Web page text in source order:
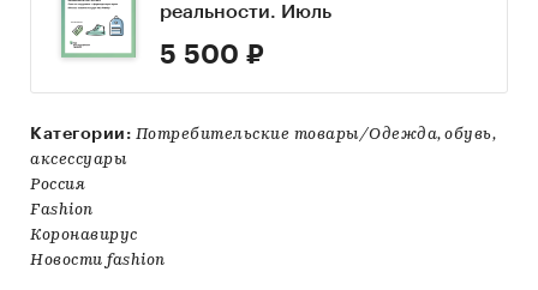
реальности. Июль
5 500 ₽
Категории: Потребительские товары/Одежда, обувь,
аксессуары
Россия
Fashion
Коронавирус
Новости fashion